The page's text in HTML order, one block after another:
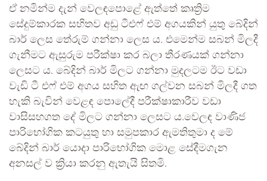
ඒ නමින්ම දැන් වෙලඳපොළේ ඇත්තේ කෘත්‍රිම
සේදුම්කාරක සහිතව අඩු ටීඑෆ් එම් අගයකින්‍ යුතු බේදින්
බාර් ලෙස තේරුම් ගන්නා ලෙස ය. එමෙන්ම සබන් මිලදී
ගැනීමට ඇසුරුම පරීක්ෂා කර බලා තීරණයක් ගන්නා
ලෙසට ය. බේදින් බාර් මිලට ගන්නා මුදලටම ඊට වඩා
වැඩි ටී එෆ් එම් අගය සහිත ඇඟ ගල්වන සබන් මිලදී ගත
හැකි බැවින් වෙළඳ පොලේදී පරීක්ෂාකාරීව වඩා
වාසිසහගත දේ මිලට ගන්නා ලෙසට ය.වෙලඳ වාණිජ
පාරිභෝගික කටයුතු හා සමුපකාර ඇමතිතුමා ද මේ
බේදින් බාර් යොදා පාරිභෝගික මොළ සේදීමගැන
අනසල් ව ක්‍රියා කරනු ඇතැයි සිතමි.